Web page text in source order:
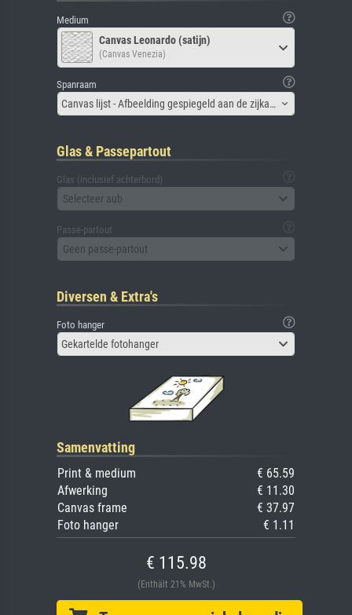
Medium
Canvas Leonardo (satijn)
(Canvas Venezia)
Spanraam
Canvas lijst - Afbeelding gespiegeld aan de zijkant
Glas & Passepartout
Glas (inclusief achterbord)
Selecteer aub
Passe-partout
Geen passe-partout
Diversen & Extra's
Foto hanger
Gekartelde fotohanger
Samenvatting
Print & medium
€ 65.59
Afwerking
€ 11.30
Canvas frame
€ 37.97
Foto hanger
€ 1.11
€ 115.98
(Enthält 21% MwSt.)